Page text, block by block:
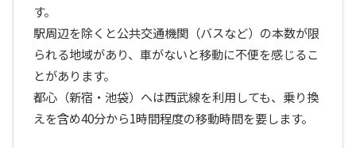
す。
駅周辺を除くと公共交通機関（バスなど）の本数が限
られる地域があり、車がないと移動に不便を感じるこ
とがあります。
都心（新宿・池袋）へは西武線を利用しても、乗り換
えを含め40分から1時間程度の移動時間を要します。